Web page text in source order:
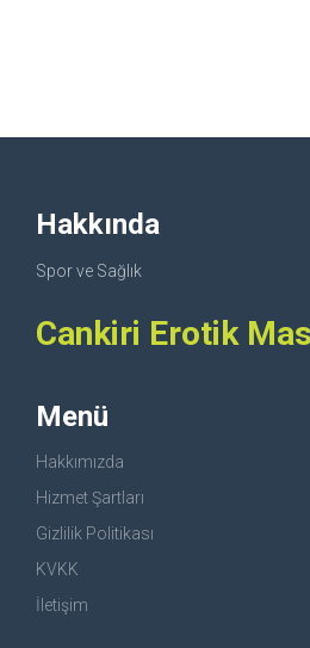
Hakkında
Spor ve Sağlık
Cankiri Erotik
Menü
Hakkımızda
Hizmet Şartları
Gizlilik Politikası
KVKK
İletişim